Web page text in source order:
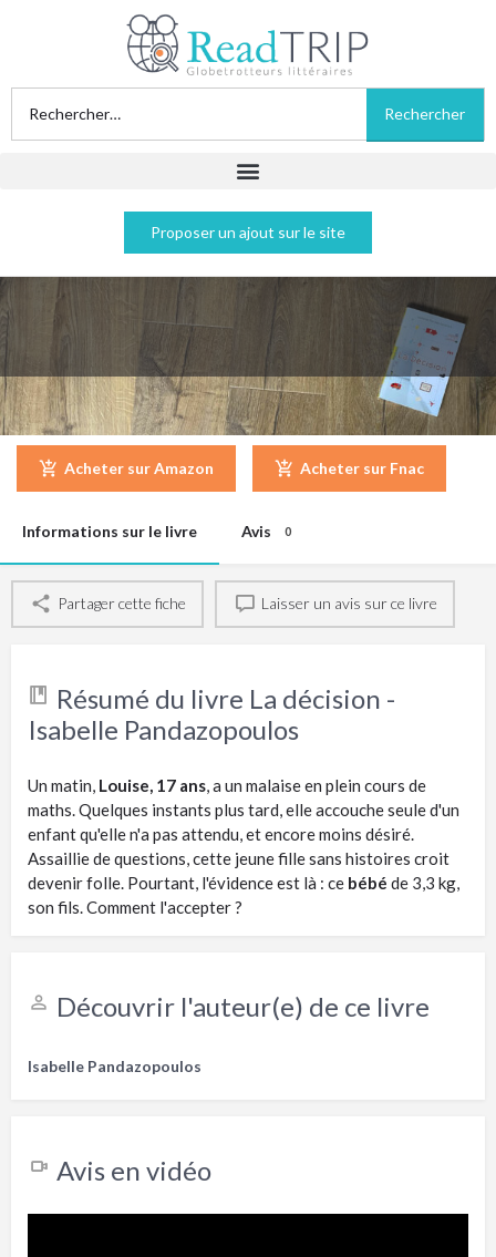
Proposer un ajout sur le site
La décision - Isabelle Pandazopoulos
Acheter sur Amazon Acheter sur Fnac
Informations sur le livre Avis 0
Partager cette fiche Laisser un avis sur ce livre
Résumé du livre La décision -
Isabelle Pandazopoulos
Un matin, Louise, 17 ans , a un malaise en plein cours de
maths. Quelques instants plus tard, elle accouche seule d'un
enfant qu'elle n'a pas attendu, et encore moins désiré.
Assaillie de questions, cette jeune fille sans histoires croit
devenir folle. Pourtant, l'évidence est là : ce bébé de 3,3 kg,
son fils. Comment l'accepter ?
Découvrir l'auteur(e) de ce livre
Isabelle Pandazopoulos
Avis en vidéo